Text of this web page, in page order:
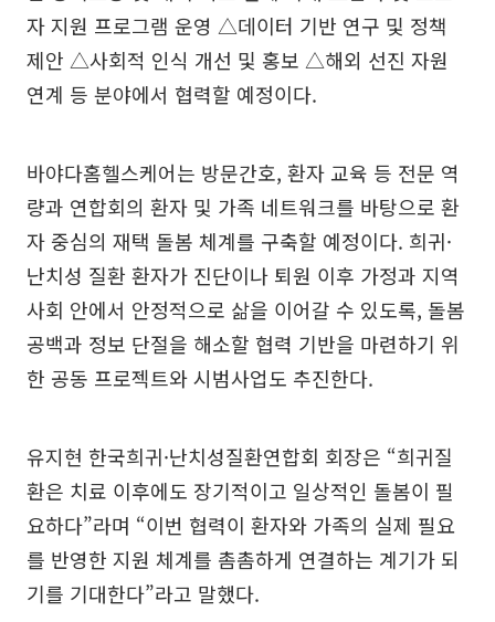
자 지원 프로그램 운영 △데이터 기반 연구 및 정책
제안 △사회적 인식 개선 및 홍보 △해외 선진 자원
연계 등 분야에서 협력할 예정이다.
바야다홈헬스케어는 방문간호, 환자 교육 등 전문 역
량과 연합회의 환자 및 가족 네트워크를 바탕으로 환
자 중심의 재택 돌봄 체계를 구축할 예정이다. 희귀·
난치성 질환 환자가 진단이나 퇴원 이후 가정과 지역
사회 안에서 안정적으로 삶을 이어갈 수 있도록, 돌봄
공백과 정보 단절을 해소할 협력 기반을 마련하기 위
한 공동 프로젝트와 시범사업도 추진한다.
유지현 한국희귀·난치성질환연합회 회장은 “희귀질
환은 치료 이후에도 장기적이고 일상적인 돌봄이 필
요하다”라며 “이번 협력이 환자와 가족의 실제 필요
를 반영한 지원 체계를 촘촘하게 연결하는 계기가 되
기를 기대한다”라고 말했다.